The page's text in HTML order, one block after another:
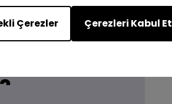
Çerezler Çerezleri Kabul Et